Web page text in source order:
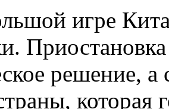
игре
решение, а
которая